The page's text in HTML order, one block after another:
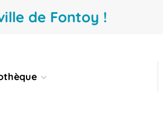
de Fontoy !